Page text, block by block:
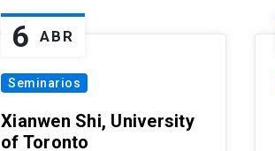
6 ABR
Seminarios
Xianwen Shi, University
of Toronto